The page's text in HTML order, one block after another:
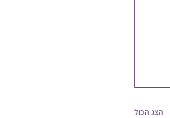
הצג הכול